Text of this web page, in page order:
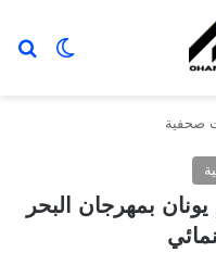
الوضع
صحفية
بمهرجان البحر